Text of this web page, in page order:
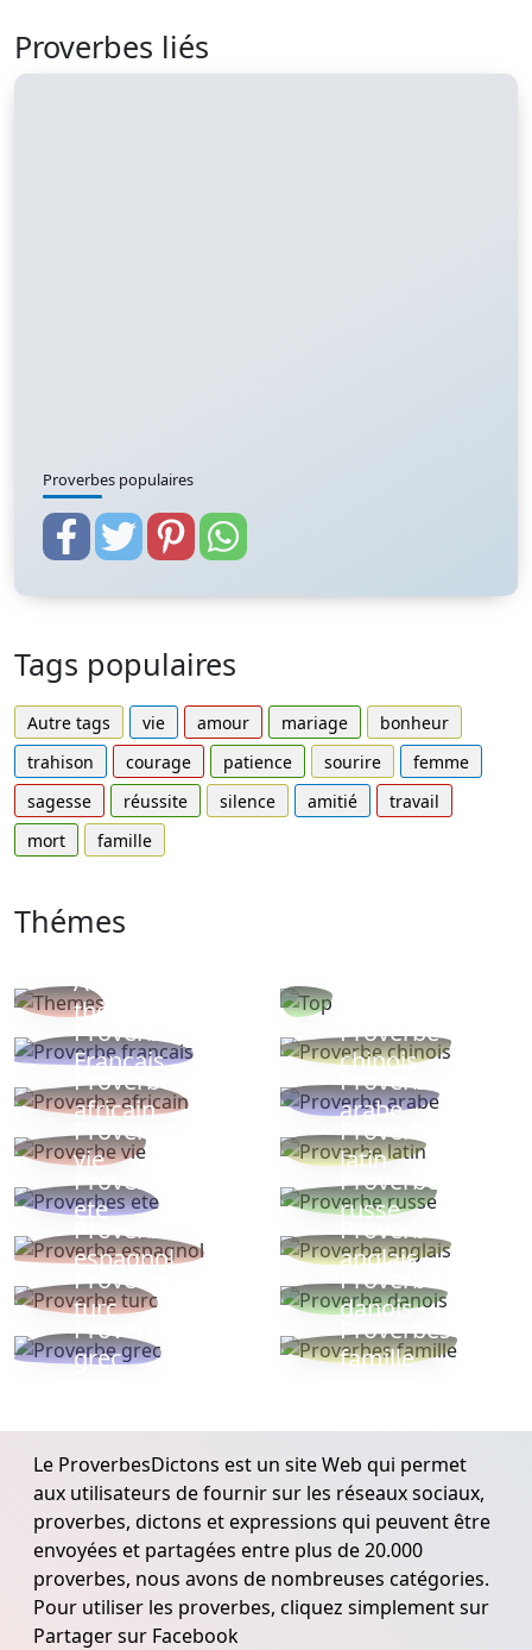
Proverbes liés
Proverbes populaires
Tags populaires
Autre tags vie amour mariage
bonheur
trahison
courage patience sourire
femme
sagesse
réussite silence amitié
travail
mort
famille
Thémes
Autres
thèmes
Proverbe
Français
Proverbe
chinois
Proverbe
africain
Proverbe
arabe
Proverbe
vie
Proverbe
latin
Proverbes
ete
Proverbe
russe
Proverbe
espagnol
Proverbe
anglais
Proverbe
turc
Proverbe
danois
Proverbe
grec
Proverbes
famille
Le ProverbesDictons est un site Web qui permet
aux utilisateurs de fournir sur les réseaux sociaux,
proverbes, dictons et expressions qui peuvent être
envoyées et partagées entre plus de 20.000
proverbes, nous avons de nombreuses catégories.
Pour utiliser les proverbes, cliquez simplement sur
Partager sur Facebook